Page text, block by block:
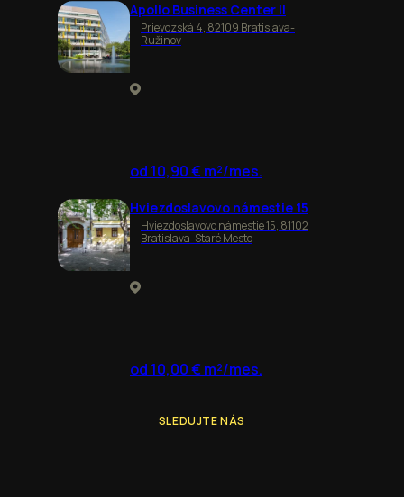
Apollo Business Center II
Prievozská 4, 82109 Bratislava-
Ružinov
od 10,90 € m²/mes.
Hviezdoslavovo námestie 15
Hviezdoslavovo námestie 15, 81102
Bratislava-Staré Mesto
od 10,00 € m²/mes.
SLEDUJTE NÁS